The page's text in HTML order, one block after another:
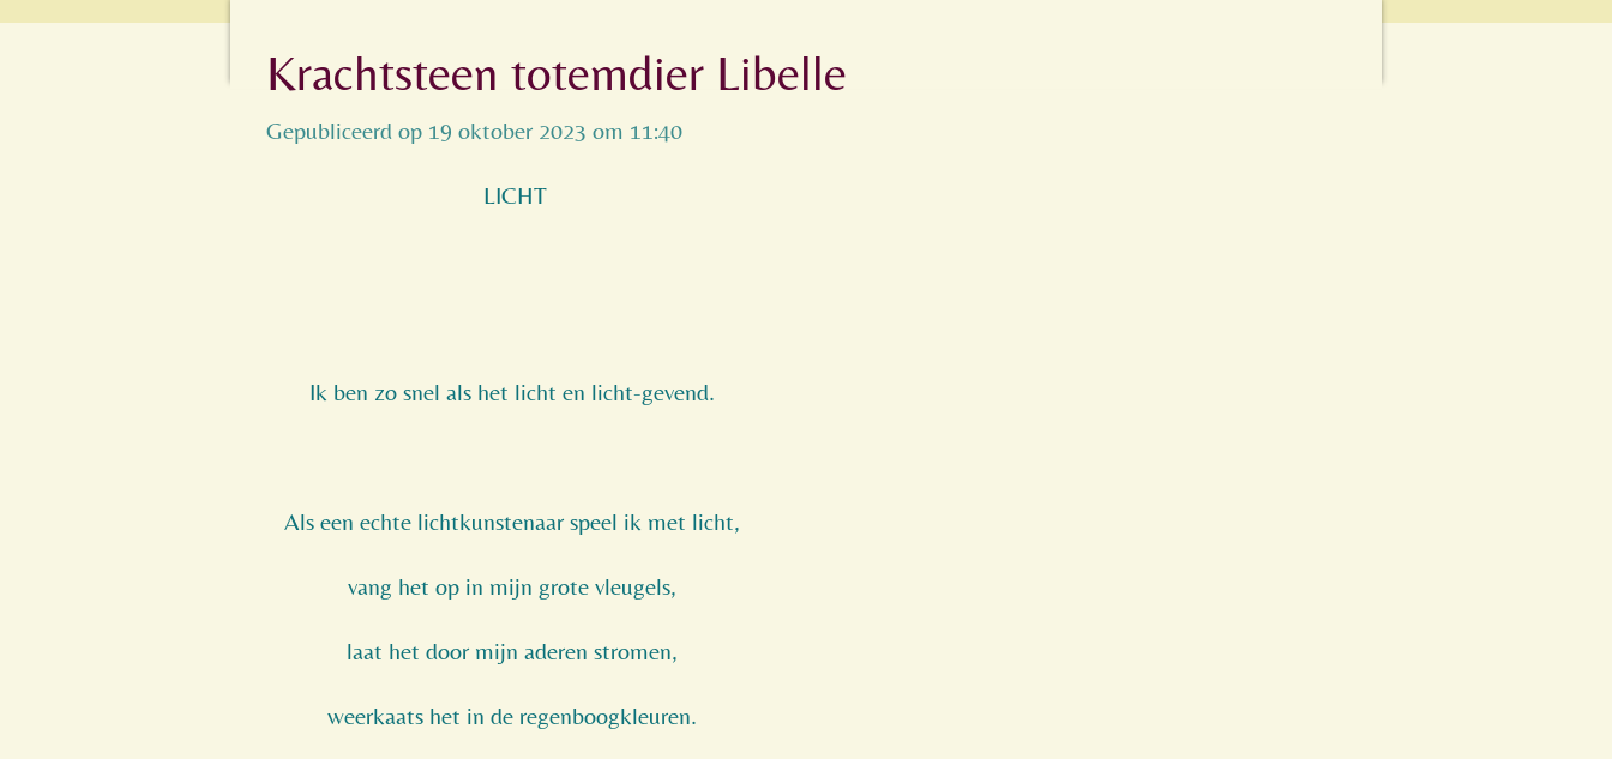
Krachtsteen totemdier Libelle
Gepubliceerd op 19 oktober 2023 om 11:40
LICHT
Ik ben zo snel als het licht en licht-gevend.
Als een echte lichtkunstenaar speel ik met licht,
vang het op in mijn grote vleugels,
laat het door mijn aderen stromen,
weerkaats het in de regenboogkleuren.